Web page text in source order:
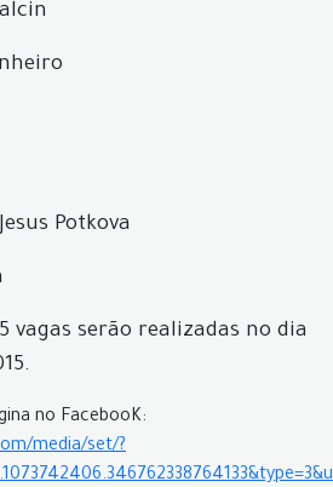
Potkova
vagas serão realizadas no dia
no FacebooK:
media/set/?